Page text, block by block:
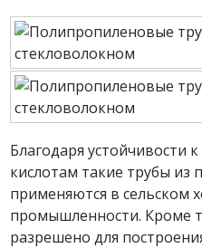
Благодаря устойчивости
кислотам такие трубы из
применяются в сельском
промышленности. Кроме
разрешено для